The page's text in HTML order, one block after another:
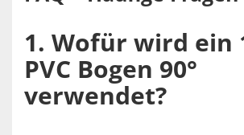
1. Wofür wird ein
PVC Bogen 90°
verwendet?